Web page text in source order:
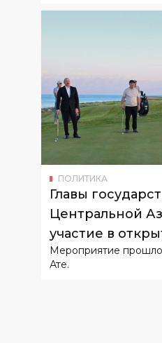
ПОЛИТИКА
Главы государств
участие в
клуба на Иссык-
Мероприятие прошло
Ате.